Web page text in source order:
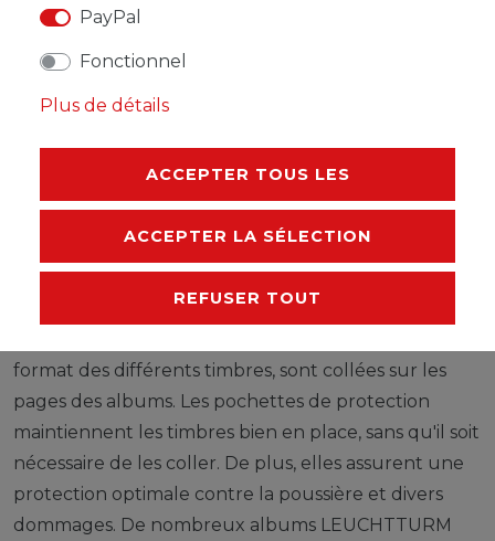
Les feuilles LEUCHTTURM (format 270 x 297 mm /
papier stable, sans bois ni acide (170 g/m 2 ). Nous
renonçons volontairement à une impression en
couleurs. Vous pouvez ainsi plus facilement savoir
quels timbres manquent encore dans votre album.
Des pochettes de protection, fabriquées à partir
d'une feuille de polystyrène traitée anti-reflet,
format des différents timbres, sont collées sur les
pages des albums. Les pochettes de protection
maintiennent les timbres bien en place, sans qu'il soit
nécessaire de les coller. De plus, elles assurent une
protection optimale contre la poussière et divers
dommages. De nombreux albums LEUCHTTURM
PayPal
Fonctionnel
Plus de détails
ACCEPTER TOUS LES
ACCEPTER LA SÉLECTION
REFUSER TOUT